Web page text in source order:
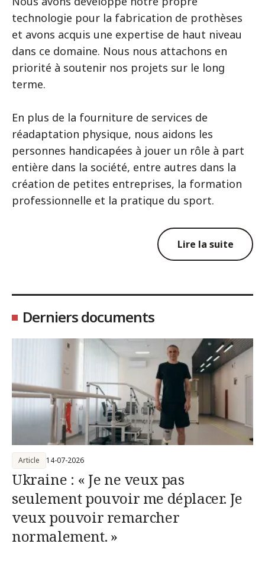
technologie pour la fabrication de prothèses
et avons acquis une expertise de haut niveau
dans ce domaine. Nous nous attachons en
priorité à soutenir nos projets sur le long
terme.
En plus de la fourniture de services de
réadaptation physique, nous aidons les
personnes handicapées à jouer un rôle à part
entière dans la société, entre autres dans la
création de petites entreprises, la formation
professionnelle et la pratique du sport.
Lire la suite
Derniers documents
Ukraine : « Je ne veux pas
seulement pouvoir me déplacer. Je
veux pouvoir remarcher
normalement. »
Article 14-07-2026